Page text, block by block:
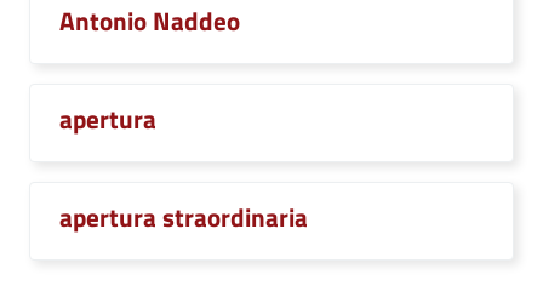
Antonio Naddeo
apertura
apertura straordinaria